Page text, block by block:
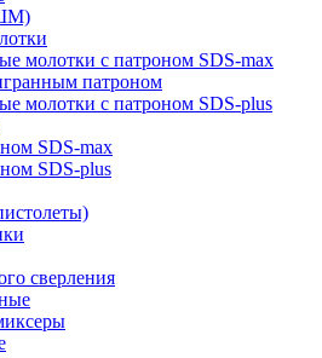
молотки с патроном SDS-max
патроном
молотки с патроном SDS-plus
SDS-max
SDS-plus
сверления